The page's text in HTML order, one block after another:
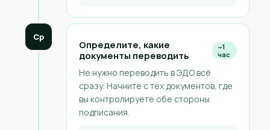
Ср
Определите, какие
документы переводить
~1
час
Не нужно переводить в ЭДО всё
сразу. Начните с тех документов, где
вы контролируете обе стороны
подписания.